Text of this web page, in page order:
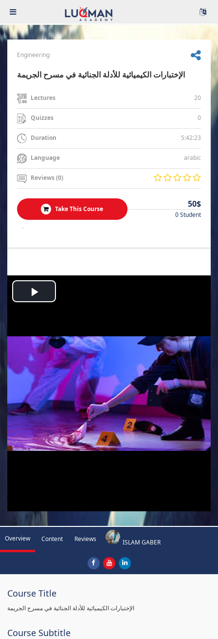
Engineering
الإختبارات الكيميائية للأدلة الجنائية في مسرح الجريمة
Lectures 20
Quizzes 0
Duration 5:42:23
Language arabic
Reviews (0)
Take This Course 50$
0 Student
.
Play
Overview Content Reviews ISLAM GABER
Course Title
الإختبارات الكيميائية للأدلة الجنائية في مسرح الجريمة
Course Subtitle